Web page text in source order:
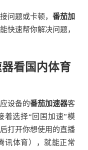
问题或卡顿， 番茄加
快速帮你解决问题，
看国内体育
设备的番茄加速器客
着选择“回国加速”模
打开你想使用的直播
讯体育），就能正常